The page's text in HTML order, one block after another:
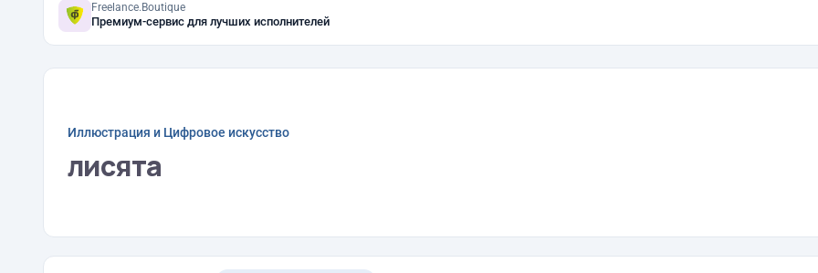
Freelance.Boutique
Премиум-сервис для лучших исполнителей
Иллюстрация и Цифровое искусство
лисята